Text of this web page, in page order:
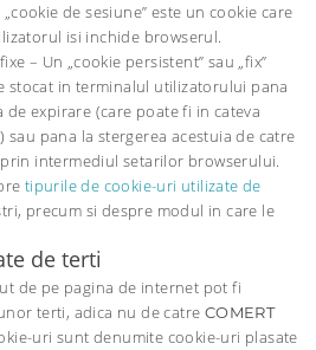
de sesiune” este un cookie care
isi inchide browserul.
– Un „cookie persistent” sau „fix”
stocat in terminalul utilizatorului pana
expirare (care poate fi in cateva
sau pana la stergerea acestuia de catre
intermediul setarilor browserului.
tipurile de cookie-uri utilizate de
precum si despre modul in care le
de terti
de pe pagina de internet pot fi
terti, adica nu de catre COMERT
uri sunt denumite cookie-uri plasate